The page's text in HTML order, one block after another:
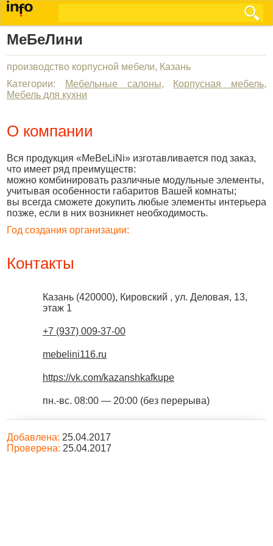
МеБеЛини
производство корпусной мебели, Казань
Категории:
Мебельные салоны, Корпусная мебель,
Мебель для кухни
О компании
Вся продукция «MeBeLiNi» изготавливается под заказ,
что имеет ряд преимуществ:
можно комбинировать различные модульные элементы,
учитывая особенности габаритов Вашей комнаты;
вы всегда сможете докупить любые элементы интерьера
позже, если в них возникнет необходимость.
Год создания организации:
Контакты
Казань (420000), Кировский , ул. Деловая, 13,
этаж 1
+7 (937) 009-37-00
mebelini116.ru
https://vk.com/kazanshkafkupe
пн.-вс. 08:00 — 20:00 (без перерыва)
Добавлена: 25.04.2017
Проверена: 25.04.2017